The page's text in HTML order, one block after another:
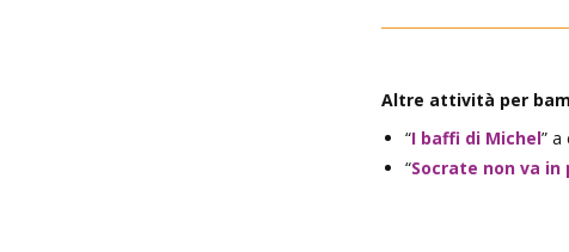
Altre attività per
“I baffi di Michel”
“Socrate non va in